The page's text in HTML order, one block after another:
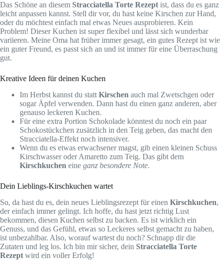
Das Schöne an diesem Stracciatella Torte Rezept ist, dass du es ganz
leicht anpassen kannst. Stell dir vor, du hast keine Kirschen zur Hand,
oder du möchtest einfach mal etwas Neues ausprobieren. Kein
Problem! Dieser Kuchen ist super flexibel und lässt sich wunderbar
variieren. Meine Oma hat früher immer gesagt, ein gutes Rezept ist wie
ein guter Freund, es passt sich an und ist immer für eine Überraschung
gut.
Kreative Ideen für deinen Kuchen
Im Herbst kannst du statt Kirschen auch mal Zwetschgen oder
sogar Äpfel verwenden. Dann hast du einen ganz anderen, aber
genauso leckeren Kuchen.
Für eine extra Portion Schokolade könntest du noch ein paar
Schokostückchen zusätzlich in den Teig geben, das macht den
Stracciatella-Effekt noch intensiver.
Wenn du es etwas erwachsener magst, gib einen kleinen Schuss
Kirschwasser oder Amaretto zum Teig. Das gibt dem
Kirschkuchen eine ganz besondere Note.
Dein Lieblings-Kirschkuchen wartet
So, da hast du es, dein neues Lieblingsrezept für einen Kirschkuchen,
der einfach immer gelingt. Ich hoffe, du hast jetzt richtig Lust
bekommen, diesen Kuchen selbst zu backen. Es ist wirklich ein
Genuss, und das Gefühl, etwas so Leckeres selbst gemacht zu haben,
ist unbezahlbar. Also, worauf wartest du noch? Schnapp dir die
Zutaten und leg los. Ich bin mir sicher, dein Stracciatella Torte
Rezept wird ein voller Erfolg!